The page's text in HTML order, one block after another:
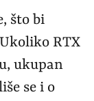
što bi
RTX
ukupan
se i o